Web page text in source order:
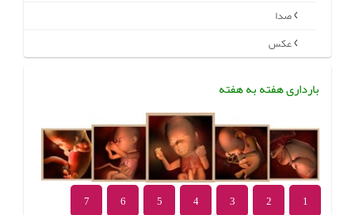
صدا
عکس
بارداری هفته به هفته
1
2
3
4
5
6
7